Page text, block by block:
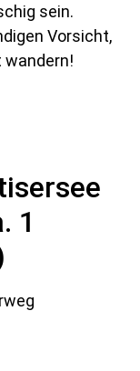
sein.
Vorsicht,
1